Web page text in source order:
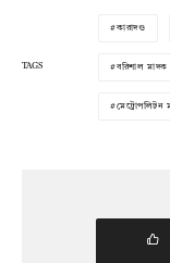
TAGS
কারাদণ্ড
বরিশাল মাদক
মেট্রোপলিটন